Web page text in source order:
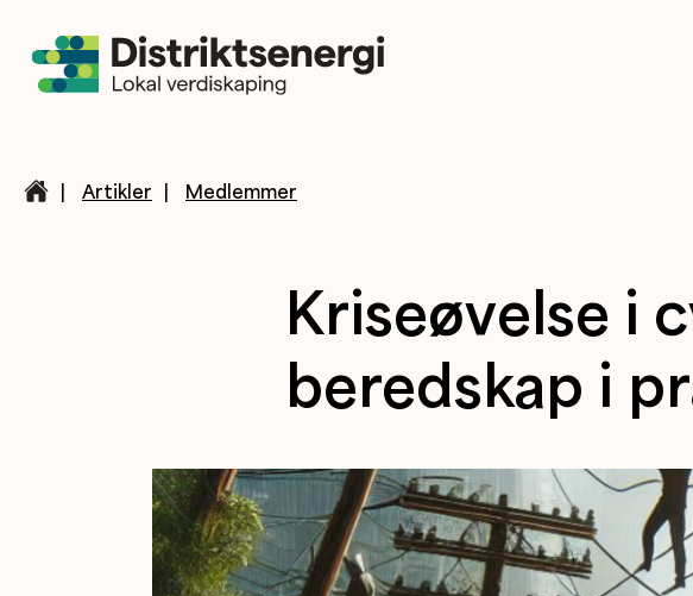
Artikler Medlemmer
Kriseøvelse i
beredskap i